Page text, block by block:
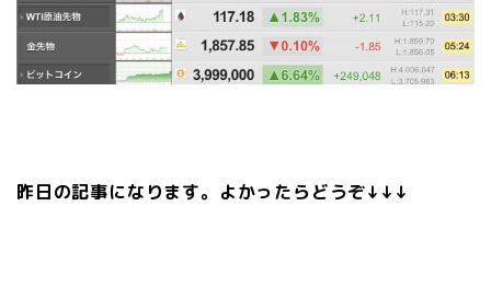
昨日の記事になります。よかったらどうぞ↓↓↓